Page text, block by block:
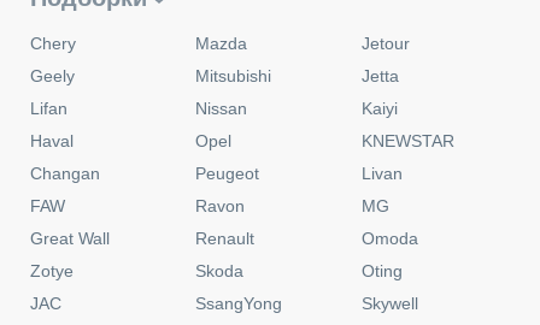
Chery
Geely
Lifan
Haval
Changan
FAW
Great Wall
Zotye
JAC
Mazda
Mitsubishi
Nissan
Opel
Peugeot
Ravon
Renault
Skoda
SsangYong
Jetour
Jetta
Kaiyi
KNEWSTAR
Livan
MG
Omoda
Oting
Skywell